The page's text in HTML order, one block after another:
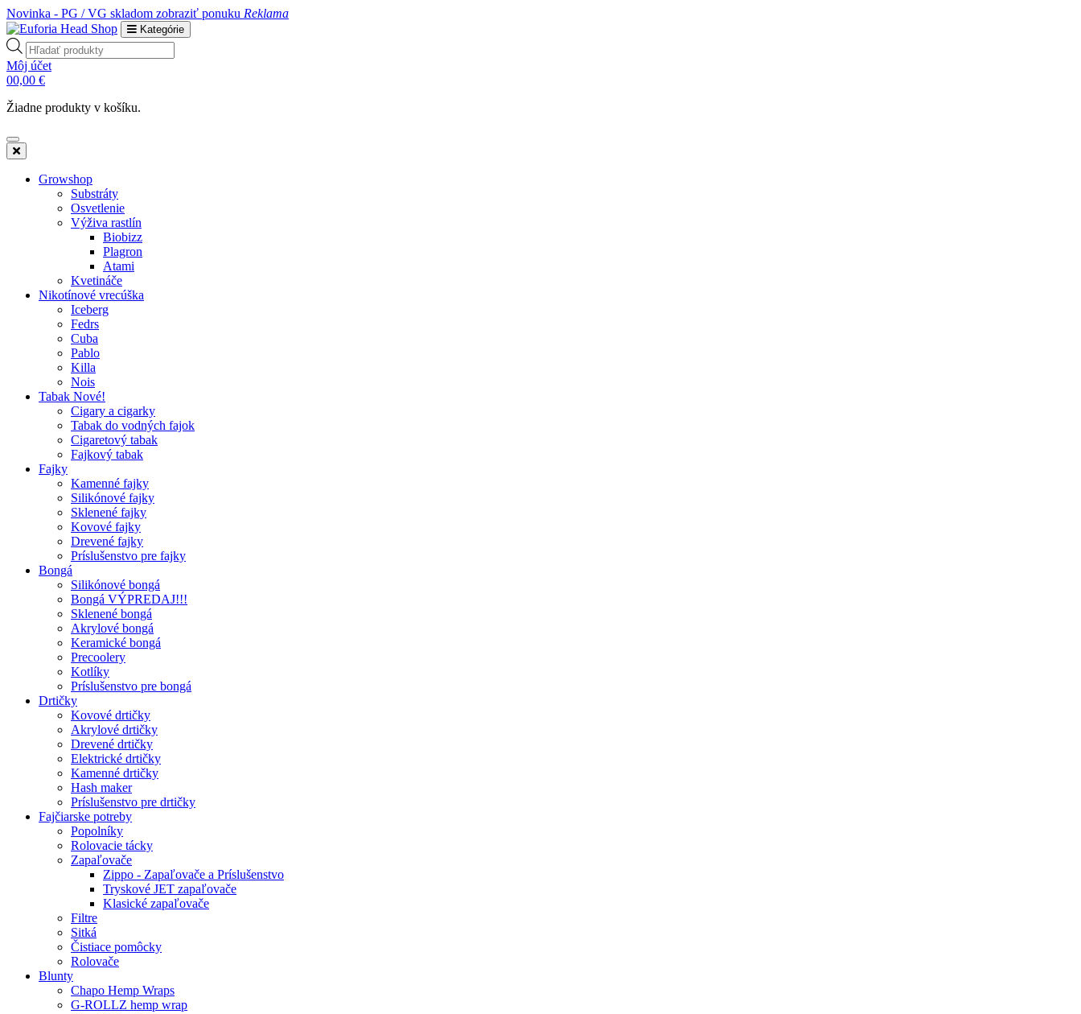
Novinka - PG / VG skladom zobraziť ponuku Reklama
Kategórie
Products
search
Môj účet
00,00 €
Žiadne produkty v košíku.
Growshop
Substráty
Osvetlenie
Výživa rastlín
Biobizz
Plagron
Atami
Kvetináče
Nikotínové vrecúška
Iceberg
Fedrs
Cuba
Pablo
Killa
Nois
Tabak Nové!
Cigary a cigarky
Tabak do vodných fajok
Cigaretový tabak
Fajkový tabak
Fajky
Kamenné fajky
Silikónové fajky
Sklenené fajky
Kovové fajky
Drevené fajky
Príslušenstvo pre fajky
Bongá
Silikónové bongá
Bongá VÝPREDAJ!!!
Sklenené bongá
Akrylové bongá
Keramické bongá
Precoolery
Kotlíky
Príslušenstvo pre bongá
Drtičky
Kovové drtičky
Akrylové drtičky
Drevené drtičky
Elektrické drtičky
Kamenné drtičky
Hash maker
Príslušenstvo pre drtičky
Fajčiarske potreby
Popolníky
Rolovacie tácky
Zapaľovače
Zippo - Zapaľovače a Príslušenstvo
Tryskové JET zapaľovače
Klasické zapaľovače
Filtre
Sitká
Čistiace pomôcky
Rolovače
Blunty
Chapo Hemp Wraps
G-ROLLZ hemp wrap